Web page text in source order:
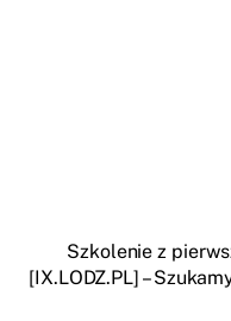
Szkolenie z
[IX.LODZ.PL] –